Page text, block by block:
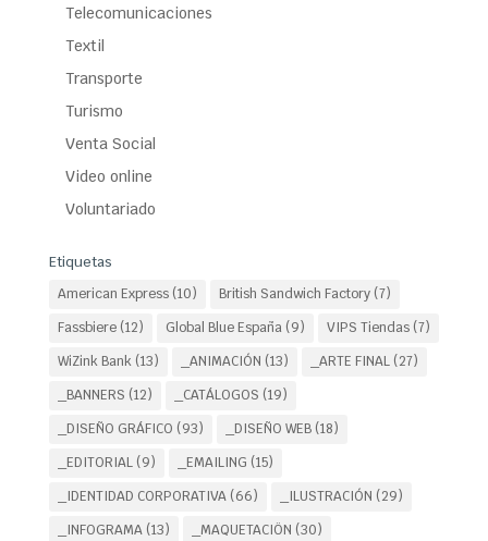
Telecomunicaciones
Textil
Transporte
Turismo
Venta Social
Video online
Voluntariado
Etiquetas
American Express(10) British Sandwich Factory(7)
Fassbiere(12) Global Blue España(9) VIPS Tiendas(7)
WiZink Bank(13) _ANIMACIÓN (13) _ARTE FINAL(27)
_BANNERS (12) _CATÁLOGOS (19)
_DISEÑO GRÁFICO (93) _DISEÑO WEB(18)
_EDITORIAL(9) _EMAILING (15)
_IDENTIDAD CORPORATIVA(66) _ILUSTRACIÓN (29)
_INFOGRAMA(13) _MAQUETACIÖN (30)